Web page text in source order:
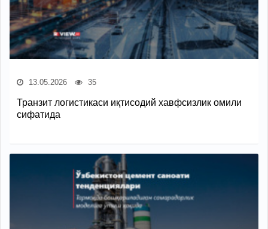
13.05.2026 35
Транзит логистикаси иқтисодий хавфсизлик омили
сифатида